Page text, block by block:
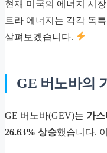
현재 미국의 에너지 시
트라 에너지는 각각 독
살펴보겠습니다.
GE 버노바의
GE 버노바(GEV)는 가
26.63% 상승했습니다.